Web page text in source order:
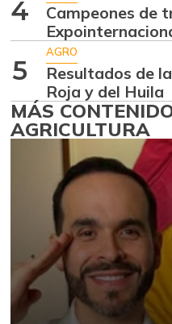
4
Campeones de
5
AGRO
Resultados de
Roja y del Huila
MÁS
AGRICULTURA